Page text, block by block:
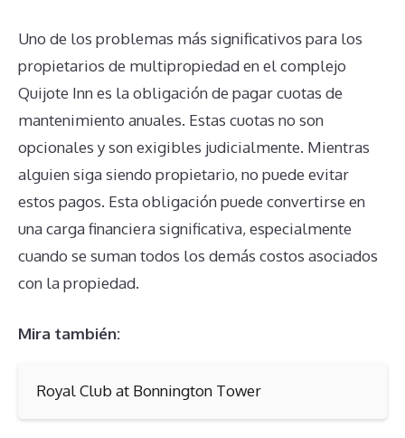
Uno de los problemas más significativos para los
propietarios de multipropiedad en el complejo
Quijote Inn es la obligación de pagar cuotas de
mantenimiento anuales. Estas cuotas no son
opcionales y son exigibles judicialmente. Mientras
alguien siga siendo propietario, no puede evitar
estos pagos. Esta obligación puede convertirse en
una carga financiera significativa, especialmente
cuando se suman todos los demás costos asociados
con la propiedad.
Mira también:
Royal Club at Bonnington Tower